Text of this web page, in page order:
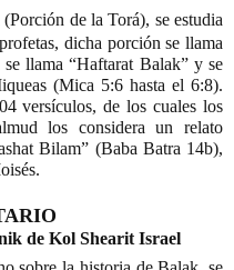
de la Torá), se estudia
dicha porción se llama
llama “Haftarat Balak” y se
(Mica 5:6 hasta el 6:8).
versículos, de los cuales los
los considera un relato
Bilam” (Baba Batra 14b),
de Kol Shearit Israel